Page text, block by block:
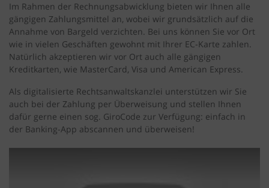
Im Rahmen der Rechnungsabwicklung bieten wir Ihnen alle
gängigen Zahlungsmittel an, wobei wir grundsätzlich auf die
Annahme von Bargeld verzichten. Bei uns können Sie vor Ort
wie in vielen Geschäften gewohnt mit Ihrer EC-Karte zahlen.
Natürlich akzeptieren wir vor Ort auch alle gängigen
Kreditkarten, wie MasterCard, Visa und American Express.
Als digitalisierte Rechtsanwaltskanzlei unterstützen wir Sie
auch bei der Zahlung per Überweisung und stellen Ihnen
dafür gerne einen sog. GiroCode zur Verfügung: einfach in
der Banking-App abscannen und überweisen!